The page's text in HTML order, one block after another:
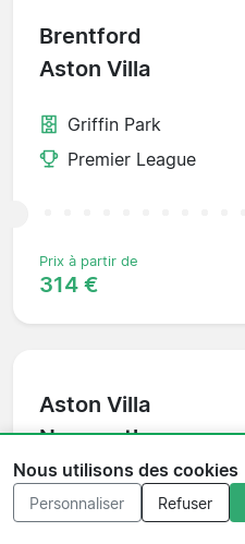
Brentford
Aston Villa
Griffin Park
Premier League
Prix à partir de
314 €
Aston Villa
Newcastle
Villa Park
Premier League
Nous utilisons des cookies
Personnaliser
Refuser